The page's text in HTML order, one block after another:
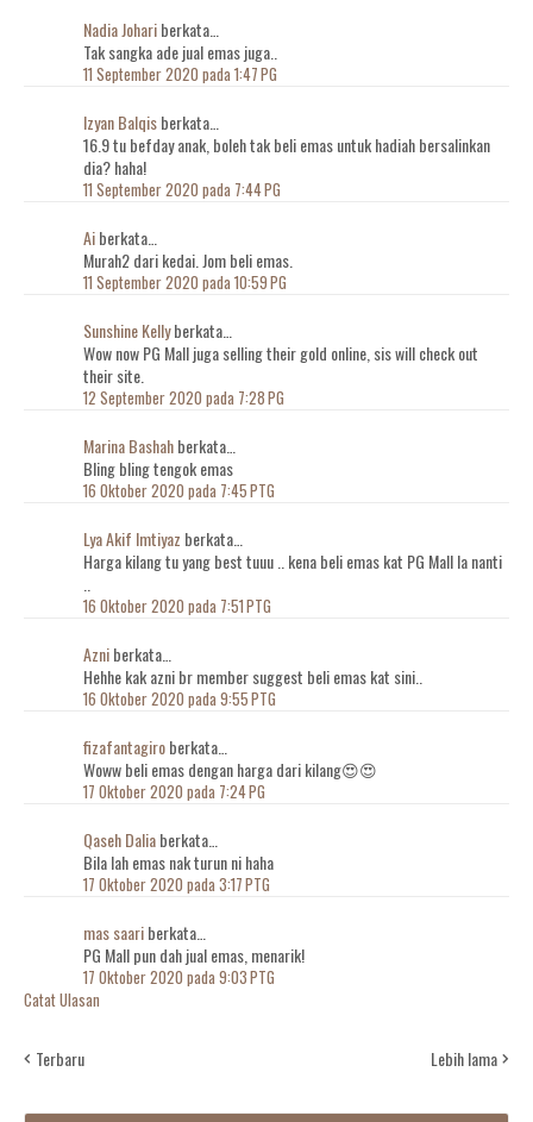
Nadia Johariberkata…
Tak sangka ade jual emas juga..
11 September 2020 pada 1:47 PG
Izyan Balqisberkata…
16.9 tu befday anak, boleh tak beli emas untuk hadiah bersalinkan
dia? haha!
11 September 2020 pada 7:44 PG
Aiberkata…
Murah2 dari kedai. Jom beli emas.
11 September 2020 pada 10:59 PG
Sunshine Kellyberkata…
Wow now PG Mall juga selling their gold online, sis will check out
their site.
12 September 2020 pada 7:28 PG
Marina Bashahberkata…
Bling bling tengok emas
16 Oktober 2020 pada 7:45 PTG
Lya Akif Imtiyaz berkata…
Harga kilang tu yang best tuuu .. kena beli emas kat PG Mall la nanti
16 Oktober 2020 pada 7:51 PTG
Azniberkata…
Hehhe kak azni br member suggest beli emas kat sini..
16 Oktober 2020 pada 9:55 PTG
fizafantagiroberkata…
Woww beli emas dengan harga dari kilang😍😍
17 Oktober 2020 pada 7:24 PG
Qaseh Daliaberkata…
Bila lah emas nak turun ni haha
17 Oktober 2020 pada 3:17 PTG
mas saariberkata…
PG Mall pun dah jual emas, menarik!
17 Oktober 2020 pada 9:03 PTG
Catat Ulasan
Terbaru Lebih lama